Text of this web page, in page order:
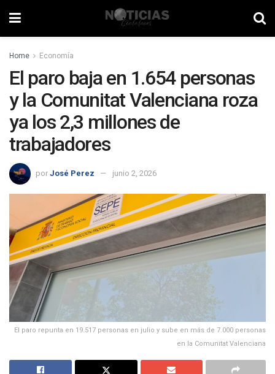
Home Economía
El paro baja en 1.654 personas
y la Comunitat Valenciana roza
ya los 2,3 millones de
trabajadores
por José Perez junio 2, 2026
El paro repunta en 19.517 personas en julio y sube en más de 7.000 personas
en la Comunitat Valenciana